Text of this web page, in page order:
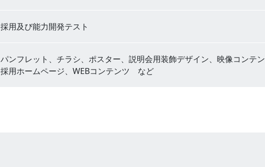
採用及び能力開発テスト
パンフレット、チラシ、ポスター、説明会用装飾デザイン、映像コンテン
採用ホームページ、WEBコンテンツ など